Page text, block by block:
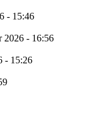
- 15:46
2026 - 16:56
- 15:26